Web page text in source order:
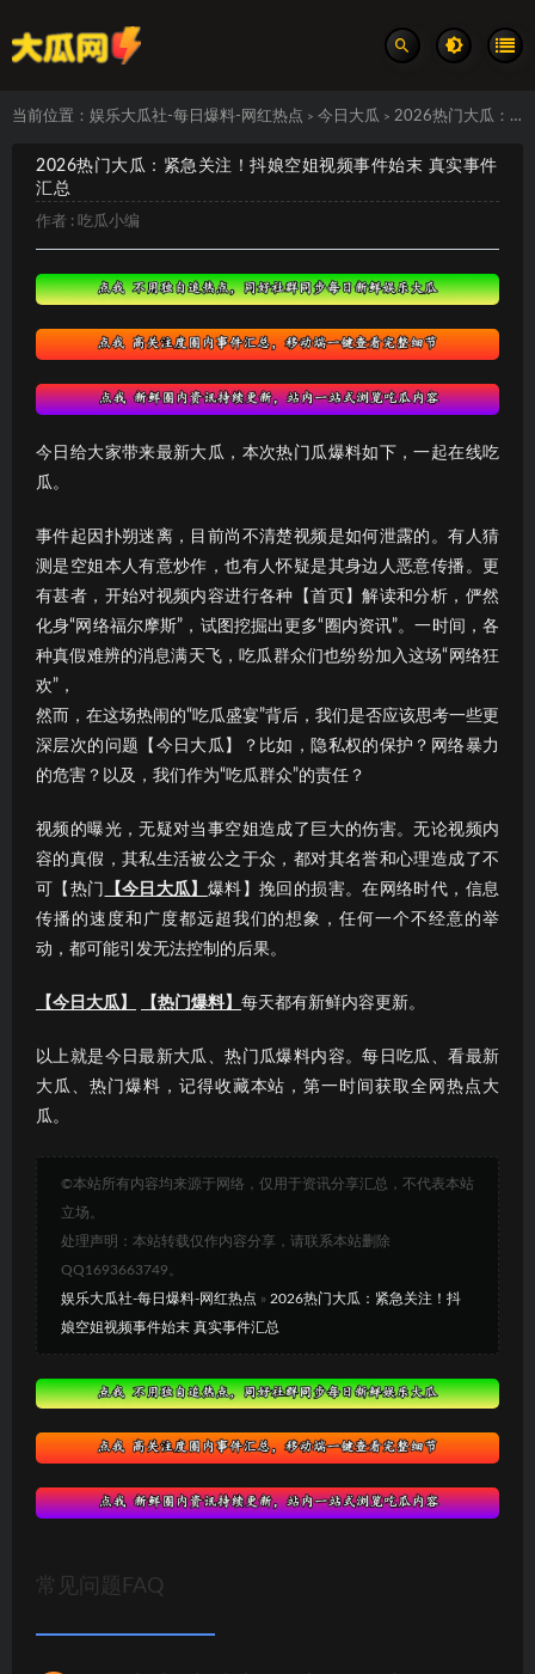
当前位置： 娱乐大瓜社-每日爆料-网红热点 > 今日大瓜 > 2026热门大瓜：紧急关注！抖娘空姐视频事件始末 真实事件汇总
2026热门大瓜：紧急关注！抖娘空姐视频事件始末 真实事件
汇总
作者 : 吃瓜小编
今日给大家带来最新大瓜，本次热门瓜爆料如下，一起在线吃
瓜。
事件起因扑朔迷离，目前尚不清楚视频是如何泄露的。有人猜
测是空姐本人有意炒作，也有人怀疑是其身边人恶意传播。更
有甚者，开始对视频内容进行各种【首页】解读和分析，俨然
化身“网络福尔摩斯”，试图挖掘出更多“圈内资讯”。一时间，各
种真假难辨的消息满天飞，吃瓜群众们也纷纷加入这场“网络狂
欢”，
然而，在这场热闹的“吃瓜盛宴”背后，我们是否应该思考一些更
深层次的问题【今日大瓜】？比如，隐私权的保护？网络暴力
的危害？以及，我们作为“吃瓜群众”的责任？
视频的曝光，无疑对当事空姐造成了巨大的伤害。无论视频内
容的真假，其私生活被公之于众，都对其名誉和心理造成了不
可【热门
【今日大瓜】 爆料】挽回的损害。在网络时代，信息
传播的速度和广度都远超我们的想象，任何一个不经意的举
动，都可能引发无法控制的后果。
【今日大瓜】 【热门爆料】 每天都有新鲜内容更新。
以上就是今日最新大瓜、热门瓜爆料内容。每日吃瓜、看最新
大瓜、热门爆料，记得收藏本站，第一时间获取全网热点大
瓜。
©本站所有内容均来源于网络，仅用于资讯分享汇总，不代表本站
立场。
处理声明：本站转载仅作内容分享，请联系本站删除
QQ1693663749。
娱乐大瓜社-每日爆料-网红热点 » 2026热门大瓜：紧急关注！抖
娘空姐视频事件始末 真实事件汇总
常见问题FAQ